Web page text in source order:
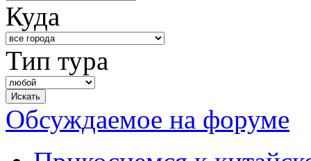
Куда
Тип тура
Обсуждаемое на форуме